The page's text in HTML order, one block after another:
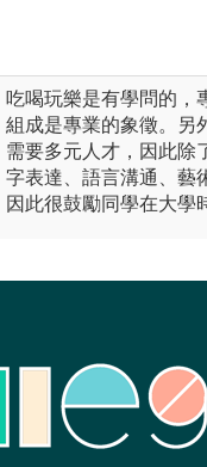
吃喝玩樂是有學問的，
組成是專業的象徵。另
需要多元人才，因此除
字表達、語言溝通、藝
因此很鼓勵同學在大學